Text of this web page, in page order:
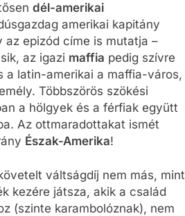
dél-amerikai
amerikai kapitány
az epizód címe is mutatja –
az igazi maffia pedig szívre
a latin-amerikai a maffia-város,
Többszörös szökési
a hölgyek és a férfiak együtt
Az ottmaradottakat ismét
Észak-Amerika!
váltságdíj nem más, mint
kezére játsza, akik a család
(szinte karambolóznak), nem